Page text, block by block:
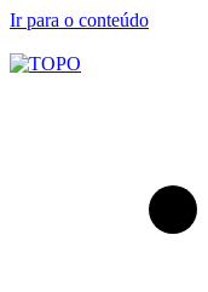
Ir para o conteúdo